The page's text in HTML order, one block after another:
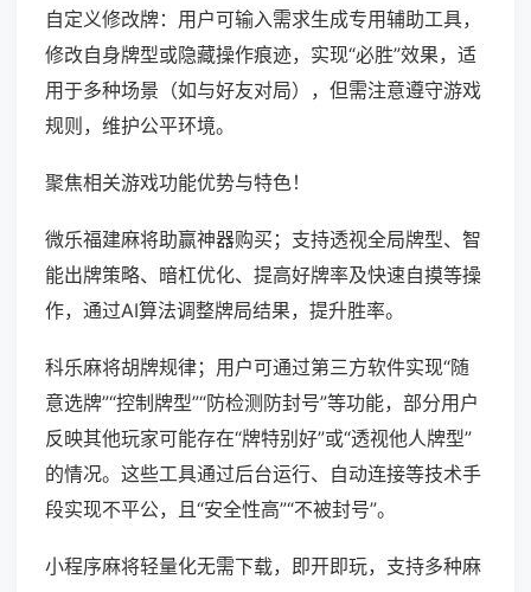
自定义修改牌：用户可输入需求生成专用辅助工具，
修改自身牌型或隐藏操作痕迹，实现“必胜”效果，适
用于多种场景（如与好友对局），但需注意遵守游戏
规则，维护公平环境。
聚焦相关游戏功能优势与特色！
微乐福建麻将助赢神器购买；支持透视全局牌型、智
能出牌策略、暗杠优化、提高好牌率及快速自摸等操
作，通过AI算法调整牌局结果，提升胜率。
科乐麻将胡牌规律；用户可通过第三方软件实现“随
意选牌”“控制牌型”“防检测防封号”等功能，部分用户
反映其他玩家可能存在“牌特别好”或“透视他人牌型”
的情况。这些工具通过后台运行、自动连接等技术手
段实现不平公，且“安全性高”“不被封号”。
小程序麻将轻量化无需下载，即开即玩，支持多种麻